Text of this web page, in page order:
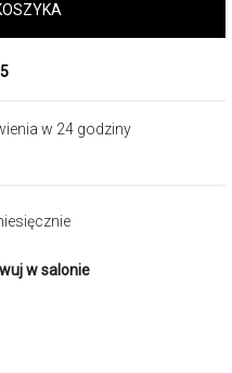
w 24 godziny
w salonie